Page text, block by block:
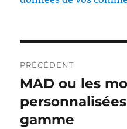
de
l’article
PRÉCÉDENT
Publication
précédente :
MAD ou les
gamme